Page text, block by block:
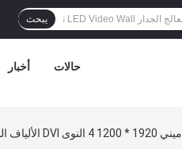
يبحث
أخبار حالات
ميني 1920 * 1200 4 النوى DVI الألياف البصرية موسع متعدد الأوضاع